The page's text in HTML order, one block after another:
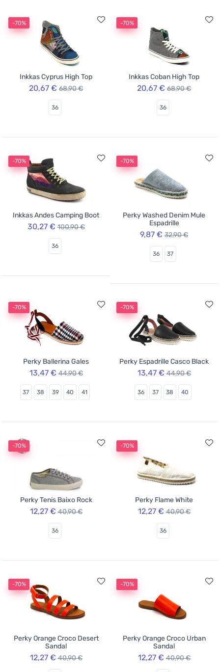
-70%
Inkkas Cyprus High Top
20,67 € 68,90 €
36
-70%
Inkkas Coban High Top
20,67 € 68,90 €
36
-70%
Inkkas Andes Camping Boot
30,27 € 100,90 €
36
-70%
Perky Washed Denim Mule
Espadrille
9,87 € 32,90 €
36 37
-70%
Perky Ballerina Gales
13,47 € 44,90 €
37 38 39 40 41
-70%
Perky Espadrille Casco Black
13,47 € 44,90 €
36 37 38 40
-70%
Perky Tenis Baixo Rock
12,27 € 40,90 €
36
-70%
Perky Flame White
12,27 € 40,90 €
36
-70%
Perky Orange Croco Desert
Sandal
12,27 € 40,90 €
-70%
Perky Orange Croco Urban
Sandal
12,27 € 40,90 €